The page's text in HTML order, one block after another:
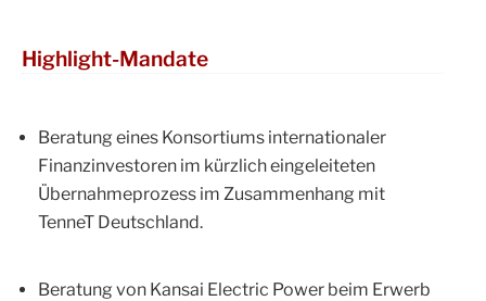
Highlight-Mandate
Beratung eines Konsortiums internationaler
Finanzinvestoren im kürzlich eingeleiteten
Übernahmeprozess im Zusammenhang mit
TenneT Deutschland.
Beratung von Kansai Electric Power beim Erwerb